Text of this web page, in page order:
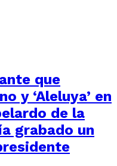
que
y ‘Aleluya’ en
de la
grabado un